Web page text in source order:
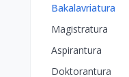
Bakalavriatura
Magistratura
Aspirantura
Doktorantura